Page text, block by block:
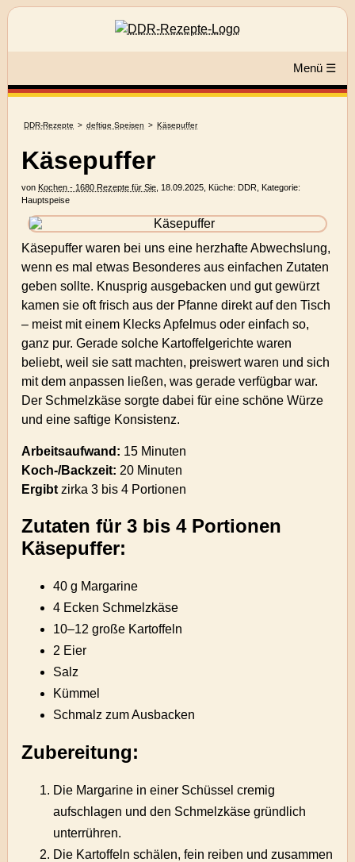
Menü ☰
DDR-Rezepte deftige Speisen Käsepuffer
Käsepuffer
von Kochen - 1680 Rezepte für Sie,18.09.2025, Küche: DDR, Kategorie:
Hauptspeise
Käsepuffer waren bei uns eine herzhafte Abwechslung,
wenn es mal etwas Besonderes aus einfachen Zutaten
geben sollte. Knusprig ausgebacken und gut gewürzt
kamen sie oft frisch aus der Pfanne direkt auf den Tisch
– meist mit einem Klecks Apfelmus oder einfach so,
ganz pur. Gerade solche Kartoffelgerichte waren
beliebt, weil sie satt machten, preiswert waren und sich
mit dem anpassen ließen, was gerade verfügbar war.
Der Schmelzkäse sorgte dabei für eine schöne Würze
und eine saftige Konsistenz.
Arbeitsaufwand: 15 Minuten
Koch-/Backzeit: 20 Minuten
Ergibt zirka3 bis 4 Portionen
Zutaten für 3 bis 4 Portionen
Käsepuffer:
40 g Margarine
4 Ecken Schmelzkäse
10–12 große Kartoffeln
2 Eier
Salz
Kümmel
Schmalz zum Ausbacken
Zubereitung:
Die Margarine in einer Schüssel cremig
aufschlagen und den Schmelzkäse gründlich
unterrühren.
Die Kartoffeln schälen, fein reiben und zusammen